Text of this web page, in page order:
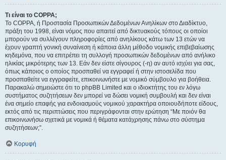
Τι είναι το COPPA;
Το COPPA, ή Προστασία Προσωπικών Δεδομένων Ανηλίκων στο Διαδίκτυο,
πράξη του 1998, είναι νόμος που απαιτεί από δικτυακούς τόπους οι οποίοι
μπορούν να συλλέγουν πληροφορίες από ανηλίκους κάτω των 13 ετών να
έχουν γραπτή γονική συναίνεση ή κάποια άλλη μέθοδο νομικής επιβεβαίωσης
κηδεμόνα, που να επιτρέπει τη συλλογή προσωπικών δεδομένων από ανήλικο
ηλικίας μικρότερης των 13. Εάν δεν είστε σίγουρος (-η) αν αυτό ισχύει για σας,
όπως κάποιος ο οποίος προσπαθεί να εγγραφεί ή στην ιστοσελίδα που
προσπαθείτε να εγγραφείτε, επικοινωνήστε με νομικό σύμβουλο για βοήθεια.
Παρακαλώ σημειώστε ότι το phpBB Limited και ο ιδιοκτήτης του εν λόγω
συστήματος συζητήσεων δεν μπορεί να δώσει νομική συμβουλή και δεν είναι
ένα σημείο επαφής για ενδοιασμούς νομικού χαρακτήρα οποιουδήποτε είδους,
εκτός από τις περιπτώσεις που περιγράφονται στην ερώτηση “Με ποιόν θα
επικοινωνήσω σχετικά με νομικά ή θέματα κατάχρησης πάνω στο σύστημα
συζητήσεων;”.
Κορυφή